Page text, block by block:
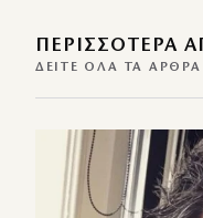
ΠΕΡΙΣΣΌΤΕΡΑ
ΔΕΊΤΕ ΌΛΑ ΤΑ